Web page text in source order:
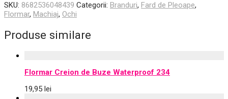
SKU: 8682536048439 Categorii: Branduri, Fard de Pleoape,
Flormar, Machiaj, Ochi
Produse similare
Flormar Creion de Buze Waterproof 234
19,95 lei